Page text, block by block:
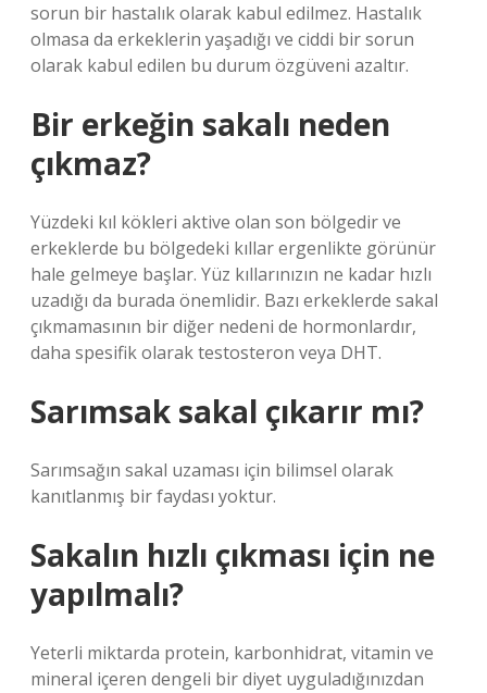
sorun bir hastalık olarak kabul edilmez. Hastalık
olmasa da erkeklerin yaşadığı ve ciddi bir sorun
olarak kabul edilen bu durum özgüveni azaltır.
Bir erkeğin sakalı neden
çıkmaz?
Yüzdeki kıl kökleri aktive olan son bölgedir ve
erkeklerde bu bölgedeki kıllar ergenlikte görünür
hale gelmeye başlar. Yüz kıllarınızın ne kadar hızlı
uzadığı da burada önemlidir. Bazı erkeklerde sakal
çıkmamasının bir diğer nedeni de hormonlardır,
daha spesifik olarak testosteron veya DHT.
Sarımsak sakal çıkarır mı?
Sarımsağın sakal uzaması için bilimsel olarak
kanıtlanmış bir faydası yoktur.
Sakalın hızlı çıkması için ne
yapılmalı?
Yeterli miktarda protein, karbonhidrat, vitamin ve
mineral içeren dengeli bir diyet uyguladığınızdan